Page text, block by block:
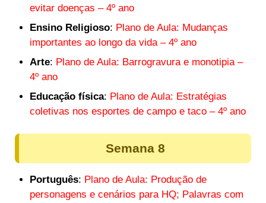
evitar doenças – 4º ano
Ensino Religioso: Plano de Aula: Mudanças
importantes ao longo da vida – 4º ano
Arte: Plano de Aula: Barrogravura e monotipia –
4º ano
Educação física: Plano de Aula: Estratégias
coletivas nos esportes de campo e taco – 4º ano
Semana 8
Português: Plano de Aula: Produção de
personagens e cenários para HQ; Palavras com